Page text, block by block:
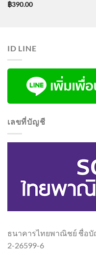
฿390.00
ID LINE
เลขที่บัญชี
ธนาคารไทยพาณิชย์ ชื่อบั
2-26599-6